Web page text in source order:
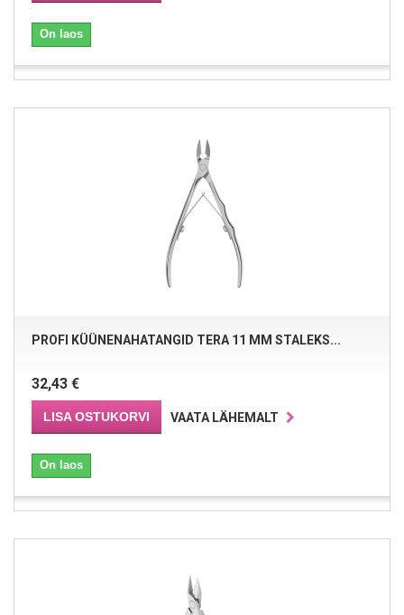
On laos
PROFI KÜÜNENAHATANGID TERA 11 MM STALEKS...
32,43 €
LISA OSTUKORVI VAATA LÄHEMALT
On laos